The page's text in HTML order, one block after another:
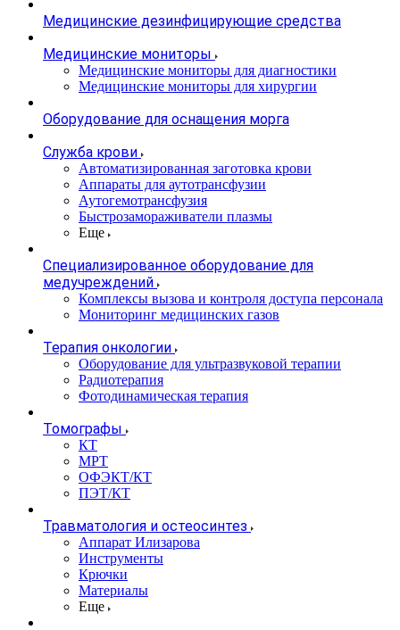
Медицинские дезинфицирующие средства
Медицинские мониторы
Медицинские мониторы для диагностики
Медицинские мониторы для хирургии
Оборудование для оснащения морга
Служба крови
Автоматизированная заготовка крови
Аппараты для аутотрансфузии
Аутогемотрансфузия
Быстрозамораживатели плазмы
Еще
Специализированное оборудование для
медучреждений
Комплексы вызова и контроля доступа персонала
Мониторинг медицинских газов
Терапия онкологии
Оборудование для ультразвуковой терапии
Радиотерапия
Фотодинамическая терапия
Томографы
КТ
МРТ
ОФЭКТ/КТ
ПЭТ/КТ
Травматология и остеосинтез
Аппарат Илизарова
Инструменты
Крючки
Материалы
Еще